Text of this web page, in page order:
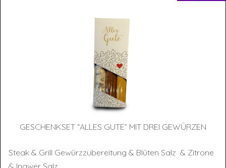
GESCHENK­SET “ALLES GUTE” MIT DREI GEWÜRZEN
Steak & Grill Gewürzzubereitung & Blüten Salz & Zitrone